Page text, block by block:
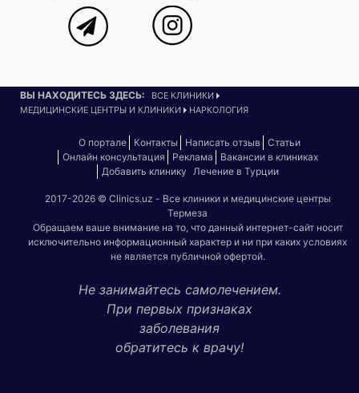
ВЫ НАХОДИТЕСЬ ЗДЕСЬ:
ВСЕ КЛИНИКИ
МЕДИЦИНСКИЕ ЦЕНТРЫ И КЛИНИКИ
НАРКОЛОГИЯ
О портале Контакты Написать отзыв
Статьи
Онлайн консультация
Реклама
Вакансии в клиниках
Добавить клинику
Лечение в Турции
2017-2026 © Clinics.uz - Все клиники и медицинские центры
Термеза
Обращаем ваше внимание на то, что данный интернет-сайт носит
исключительно информационный характер и ни при каких условиях
не является публичной офертой.
Не занимайтесь самолечением.
При первых признаках
заболевания
обратитесь к врачу!